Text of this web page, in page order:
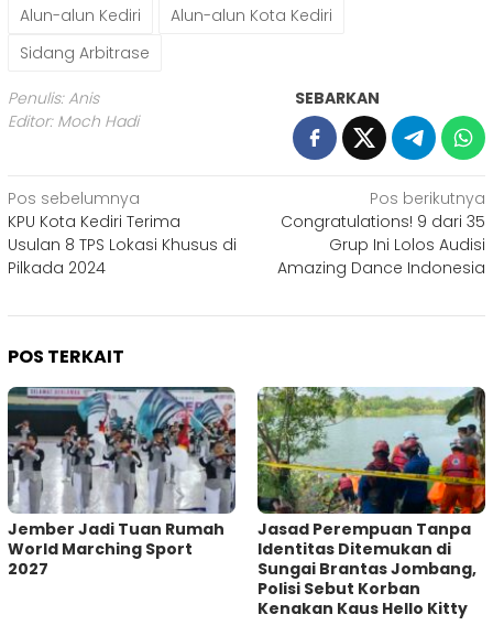
Alun-alun Kediri
Alun-alun Kota Kediri
Sidang Arbitrase
Penulis: Anis
Editor: Moch Hadi
SEBARKAN
Navigasi
pos
Pos sebelumnya
KPU Kota Kediri Terima
Usulan 8 TPS Lokasi Khusus di
Pilkada 2024
Pos berikutnya
Congratulations! 9 dari 35
Grup Ini Lolos Audisi
Amazing Dance Indonesia
POS TERKAIT
Jember Jadi Tuan Rumah
World Marching Sport
2027
Jasad Perempuan Tanpa
Identitas Ditemukan di
Sungai Brantas Jombang,
Polisi Sebut Korban
Kenakan Kaus Hello Kitty